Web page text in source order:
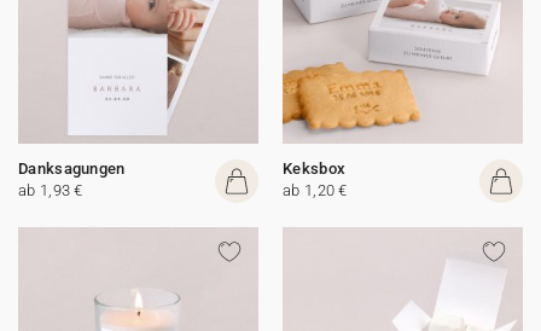
Danksagungen
ab 1,93 €
Keksbox
ab 1,20 €